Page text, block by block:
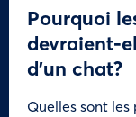
Pourquoi
devraient-
d’un chat?
Quelles sont